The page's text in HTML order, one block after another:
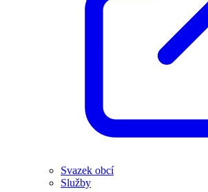
Svazek obcí
Služby